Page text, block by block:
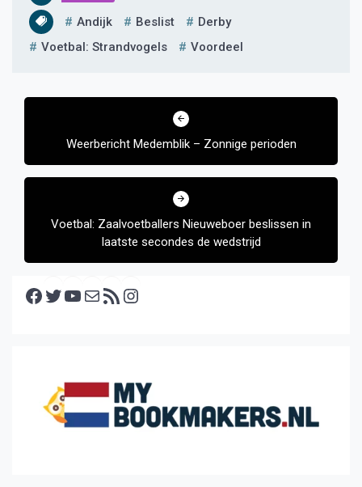
Andijk Beslist
Derby
Voetbal: Strandvogels
Voordeel
Bericht
Weerbericht Medemblik – Zonnige perioden
Voetbal: Zaalvoetballers Nieuweboer beslissen in
laatste secondes de wedstrijd
Facebook Twitter YouTube E-mail RSS feed